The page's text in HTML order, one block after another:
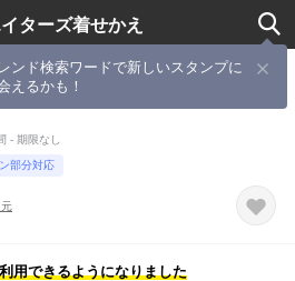
ターズ着せかえ
ンド検索ワードで新しいスタンプに
えるかも！
GA IPPAI 2
- 期限なし
部分対応
用できるようになりました